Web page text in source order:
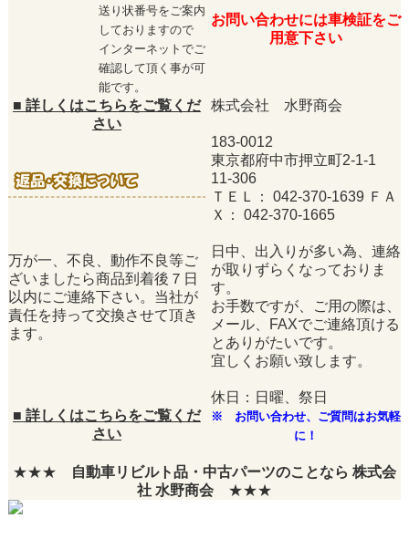
送り状番号をご案内
しておりますので
インターネットでご
確認して頂く事が可
能です。
お問い合わせには車検証をご
用意下さい
■ 詳しくはこちらをご覧くだ
さい
株式会社 水野商会
183-0012
東京都府中市押立町2-1-1
11-306
ＴＥＬ： 042-370-1639 ＦＡ
Ｘ： 042-370-1665
日中、出入りが多い為、連絡
が取りずらくなっておりま
す。
お手数ですが、ご用の際は、
メール、FAXでご連絡頂ける
とありがたいです。
宜しくお願い致します。
休日：日曜、祭日
万が一、不良、動作不良等ご
ざいましたら商品到着後７日
以内にご連絡下さい。当社が
責任を持って交換させて頂き
ます。
■ 詳しくはこちらをご覧くだ
さい
※ お問い合わせ、ご質問はお気軽
に！
★★★
自動車リビルト品・中古パーツのことなら 株式会
社 水野商会
★★★